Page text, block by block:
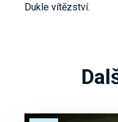
Dukle vítězství.